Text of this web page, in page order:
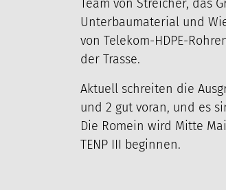
ÜBER UNS
Team von Streicher, das
Unterbaumaterial und
von Telekom-HDPE-
der Trasse.
Aktuell schreiten die
und 2 gut voran, und es
Die Romein wird Mitte
TENP III beginnen.